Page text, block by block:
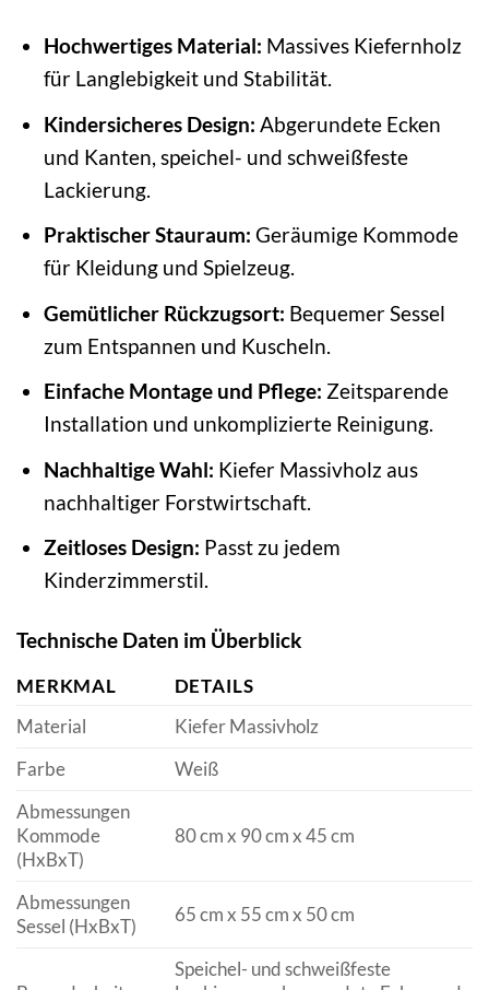
Hochwertiges Material: Massives Kiefernholz
für Langlebigkeit und Stabilität.
Kindersicheres Design: Abgerundete Ecken
und Kanten, speichel- und schweißfeste
Lackierung.
Praktischer Stauraum: Geräumige Kommode
für Kleidung und Spielzeug.
Gemütlicher Rückzugsort: Bequemer Sessel
zum Entspannen und Kuscheln.
Einfache Montage und Pflege: Zeitsparende
Installation und unkomplizierte Reinigung.
Nachhaltige Wahl: Kiefer Massivholz aus
nachhaltiger Forstwirtschaft.
Zeitloses Design: Passt zu jedem
Kinderzimmerstil.
Technische Daten im Überblick
MERKMAL
DETAILS
Material
Kiefer Massivholz
Farbe
Weiß
Abmessungen
Kommode
(HxBxT)
80 cm x 90 cm x 45 cm
Abmessungen
Sessel (HxBxT)
65 cm x 55 cm x 50 cm
Speichel- und schweißfeste